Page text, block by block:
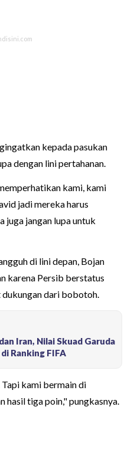
kepada pasukan
dengan lini pertahanan.
kami, kami
jadi mereka harus
juga jangan lupa untuk
di lini depan, Bojan
karena Persib berstatus
dukungan dari bobotoh.
Iran, Nilai Skuad Garuda
Ranking FIFA
kami bermain di
hasil tiga poin," pungkasnya.